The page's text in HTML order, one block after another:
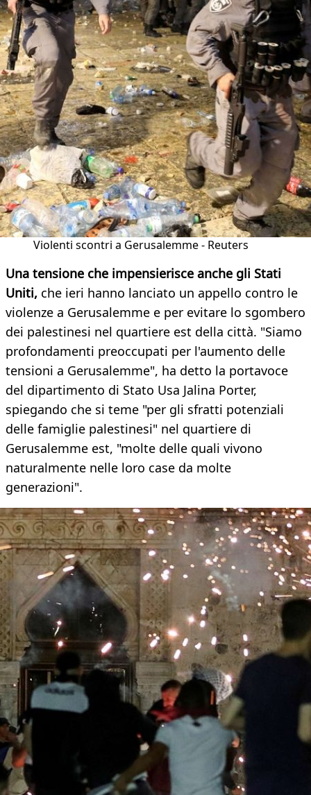
Violenti scontri a Gerusalemme - Reuters
Una tensione che impensierisce anche gli Stati
Uniti, che ieri hanno lanciato un appello contro le
violenze a Gerusalemme e per evitare lo sgombero
dei palestinesi nel quartiere est della città. "Siamo
profondamenti preoccupati per l'aumento delle
tensioni a Gerusalemme", ha detto la portavoce
del dipartimento di Stato Usa Jalina Porter,
spiegando che si teme "per gli sfratti potenziali
delle famiglie palestinesi" nel quartiere di
Gerusalemme est, "molte delle quali vivono
naturalmente nelle loro case da molte
generazioni".